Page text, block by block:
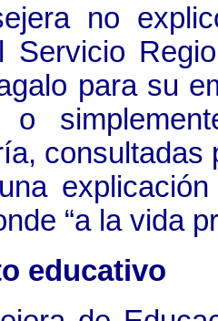
no
Servicio
para su
o
consultadas
“a la vida
educativo